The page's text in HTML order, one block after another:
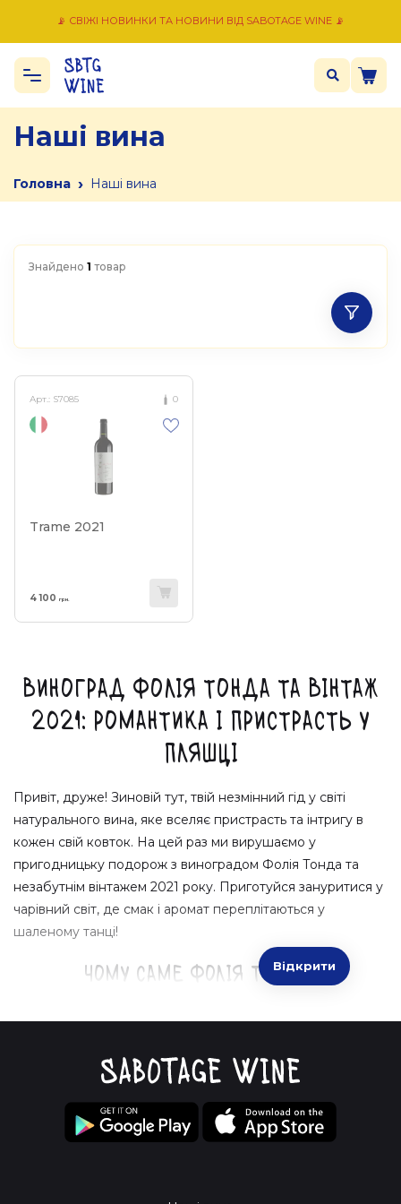
📡 СВІЖІ НОВИНКИ ТА НОВИНИ ВІД SABOTAGE WINE 📡
Наші вина
Головна › Наші вина
Знайдено 1 товар
Арт.: S7085 0
Trame 2021
4 100 грн.
Виноград Фолія Тонда та Вінтаж
2021: Романтика і Пристрасть у
Пляшці
Привіт, друже! Зиновій тут, твій незмінний гід у світі
натурального вина, яке вселяє пристрасть та інтригу в
кожен свій ковток. На цей раз ми вирушаємо у
пригодницьку подорож з виноградом Фолія Тонда та
незабутнім вінтажем 2021 року. Приготуйся зануритися у
чарівний світ, де смак і аромат переплітаються у
шаленому танці!
Чому саме Фолія Тонда?
Екзотичний смак:Відчуй спокусу ягідного каскаду,
який поєднує в собі солодкий аромат стиглих вишень і
пікантну кислинку.
Татуювання природи:Кожен ковток несе в собі
відбиток теруарів, де вирощували цей дивовижний сорт.
Відкрити